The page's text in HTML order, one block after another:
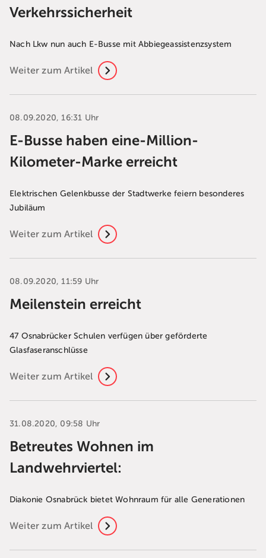
Verkehrssicherheit
Nach Lkw nun auch E-Busse mit Abbiegeassistenzsystem
Weiter zum Artikel
08.09.2020, 16:31 Uhr
E-Busse haben eine-Million-
Kilometer-Marke erreicht
Elektrischen Gelenkbusse der Stadtwerke feiern besonderes
Jubiläum
Weiter zum Artikel
08.09.2020, 11:59 Uhr
Meilenstein erreicht
47 Osnabrücker Schulen verfügen über geförderte
Glasfaseranschlüsse
Weiter zum Artikel
31.08.2020, 09:58 Uhr
Betreutes Wohnen im
Landwehrviertel:
Diakonie Osnabrück bietet Wohnraum für alle Generationen
Weiter zum Artikel